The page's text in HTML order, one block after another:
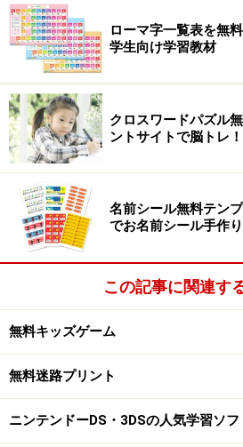
ことができます。
米穀安定供給確保支援機
ものしりゾーン」
米穀安定供給確保支援機構 米ネッ
ン」
米穀安定供給確保支援機構による
」は、 米作りの歴史と文
と健康などお米について幅広く学
された一括表示欄の見方など、子
じられる話題も多く紹介されてい
ローマ字一覧表を無
学生向け学習教材
クロスワードパズル
ントサイトで脳トレ！
名前シール無料テン
でお名前シール手作り
この記事に関連す
無料キッズゲーム
無料迷路プリント
ニンテンドーDS・3DSの人気学習ソフ